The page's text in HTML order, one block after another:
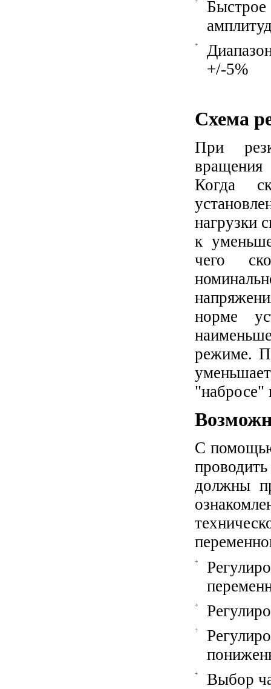
+/-5%
Схема
При
вращения
Когда
нагрузки
к
чего
норме
режиме.
"набросе"
С
должны
Выбор